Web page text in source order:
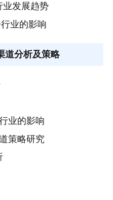
发展趋势
业的影响
道分析及策略
业的影响
策略研究